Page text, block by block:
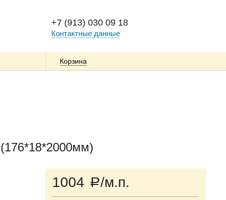
+7 (913) 030 09 18
Контактные данные
Корзина
1004 a/м.п.